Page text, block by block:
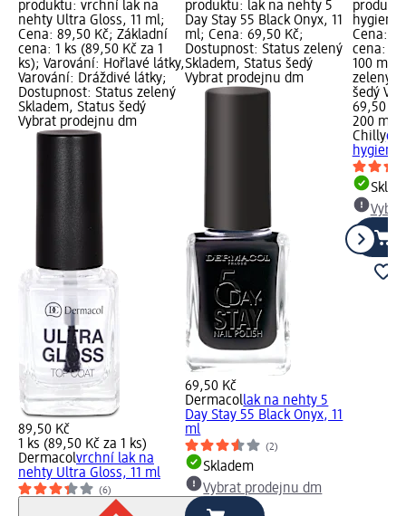
produktu: vrchní lak na
nehty Ultra Gloss, 11 ml;
Cena: 89,50 Kč; Základní
cena: 1 ks (89,50 Kč za 1
ks); Varování: Hořlavé látky,
Varování: Dráždivé látky;
Dostupnost: Status zelený
Skladem, Status šedý
Vybrat prodejnu dm
89,50 Kč
1 ks (89,50 Kč za 1 ks)
Dermacolvrchní lak na
nehty Ultra Gloss, 11 ml
(6)
produktu: lak na nehty 5
Day Stay 55 Black Onyx, 11
ml; Cena: 69,50 Kč;
Dostupnost: Status zelený
Skladem, Status šedý
Vybrat prodejnu dm
69,50 Kč
Dermacollak na nehty 5
Day Stay 55 Black Onyx, 11
ml
(2)
Skladem
Vybrat prodejnu dm
hygienu
Cena:
cena:
100 ml);
zelený
šedý
69,50 Kč
200 ml
Chilly
hygienu